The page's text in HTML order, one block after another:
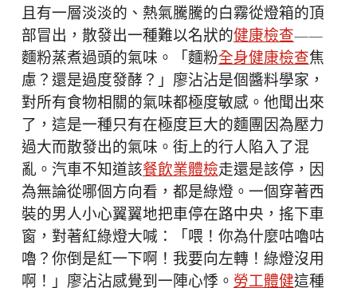
且有一層淡淡的、熱氣騰騰的白霧從燈箱的頂
部冒出，散發出一種難以名狀的健康檢查——
麵粉蒸煮過頭的氣味。「麵粉全身健康檢查焦
慮？還是過度發酵？」廖沾沾是個醬料學家，
對所有食物相關的氣味都極度敏感。他聞出來
了，這是一種只有在極度巨大的麵團因為壓力
過大而散發出的氣味。街上的行人陷入了混
亂。汽車不知道該餐飲業體檢走還是該停，因
為無論從哪個方向看，都是綠燈。一個穿著西
裝的男人小心翼翼地把車停在路中央，搖下車
窗，對著紅綠燈大喊：「喂！你為什麼咕嚕咕
嚕？你倒是紅一下啊！我要向左轉！綠燈沒用
啊！」廖沾沾感覺到一陣心悸。 勞工體健這種